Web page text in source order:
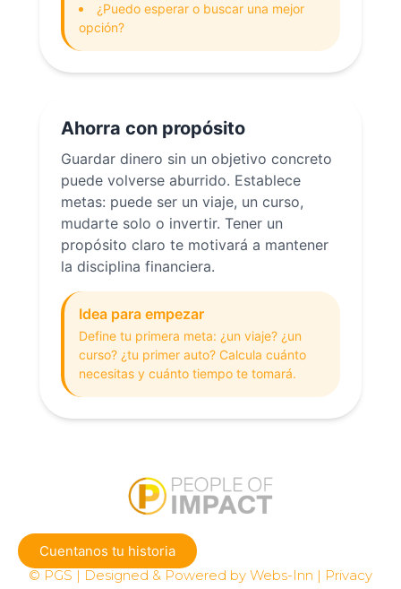
¿Puedo esperar o buscar una mejor
opción?
Ahorra con propósito
Guardar dinero sin un objetivo concreto
puede volverse aburrido. Establece
metas: puede ser un viaje, un curso,
mudarte solo o invertir. Tener un
propósito claro te motivará a mantener
la disciplina financiera.
Idea para empezar
Define tu primera meta: ¿un viaje? ¿un
curso? ¿tu primer auto? Calcula cuánto
necesitas y cuánto tiempo te tomará.
Cuentanos tu historia
© PGS | Designed & Powered by Webs-Inn | Privacy